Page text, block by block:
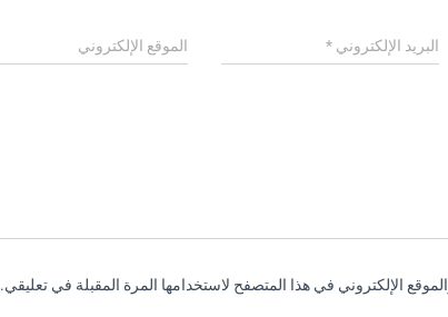
البريد الإلكتروني* الموقع الإلكتروني
الإلكتروني في هذا المتصفح لاستخدامها المرة المقبلة في تعليقي.